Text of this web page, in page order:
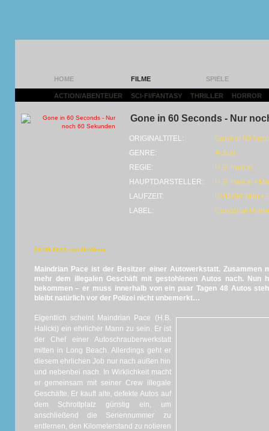
HOME FILME SPIELE
ACTION/ABENTEUER SCI-FI/FANTASY THRILLER HORROR
Gone in 60 Seconds - Nur
ORIGINALTITEL:
Gone in 60
GENRE:
Action
REGIE:
H.B. Halicki
HAUPTDARSTELLER:
H.B. Halicki •
LAUFZEIT:
DVD (94 Min) •
LABEL:
Concorde
23.09.2013 von DeWerni
Maindrian Pace ist der Besitzer einer Autowerkstatt. Zusammen
mehr dem illegalen Geschäft mit gestohlenen Autos nach. Nun
bekommen – er muss innerhalb von ein paar Tagen 48 Autos
bleibt natürlich vor der Polizei nicht unbemerkt…
Eigentlich scheint Maindrian Pace (H.B.
Halicki) ein ehrlicher Mann zu sein. Er ist
der Chef einer Autoschrauberwerkstatt
mitten in Long Beach. Allerdings geht er
diesem ehrlichen Job nur nach außen hin
und nebenbei nach. In Wirklichkeit macht
er gemeinsam mit seiner Crew illegale
Geschäfte. Er kauft alte, defekte Autos auf
dem Schrottplatz günstig ein, um
anschließend die Seriennummer zu
entfernen, den Kilometerstand zu notieren